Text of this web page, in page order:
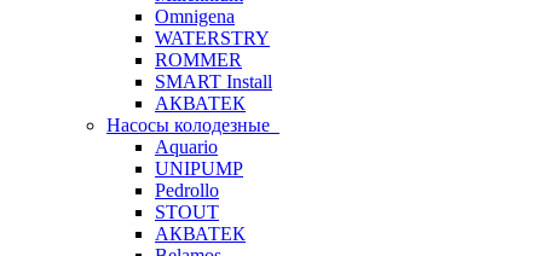
Omnigena
WATERSTRY
ROMMER
SMART Install
АКВАТЕК
Насосы колодезные
Aquario
UNIPUMP
Pedrollo
STOUT
АКВАТЕК